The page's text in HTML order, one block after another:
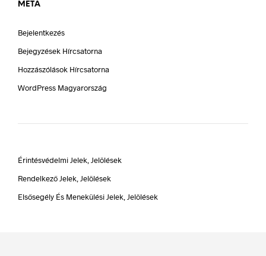
META
Bejelentkezés
Bejegyzések Hírcsatorna
Hozzászólások Hírcsatorna
WordPress Magyarország
Érintésvédelmi Jelek, Jelölések
Rendelkező Jelek, Jelölések
Elsősegély És Menekülési Jelek, Jelölések